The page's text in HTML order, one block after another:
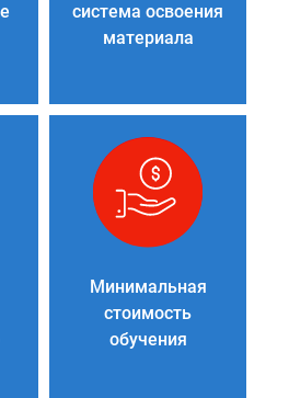
система освоения
материала
Минимальная
стоимость
обучения